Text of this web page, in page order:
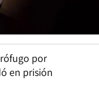
por
en prisión